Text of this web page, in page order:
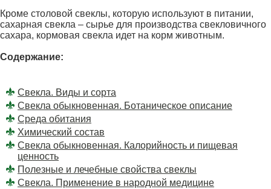
Кроме столовой свеклы, которую используют в питании,
сахарная свекла – сырье для производства свекловичного
сахара, кормовая свекла идет на корм животным.
Содержание:
Свекла. Виды и сорта
Свекла обыкновенная. Ботаническое описание
Среда обитания
Химический состав
Свекла обыкновенная. Калорийность и пищевая
ценность
Полезные и лечебные свойства свеклы
Свекла. Применение в народной медицине